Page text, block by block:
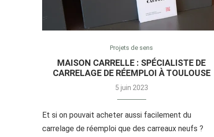
Projets de sens
MAISON CARRELLE : SPÉCIALISTE DE
CARRELAGE DE RÉEMPLOI À TOULOUSE
5 juin 2023
Et si on pouvait acheter aussi facilement du
carrelage de réemploi que des carreaux neufs ?